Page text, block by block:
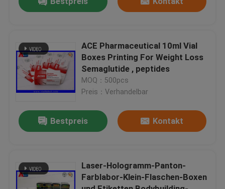
Treten Sie mit uns in Verbindung
Fordern Sie ein Zitat
Aufkleber der Phiolen-10mL
Kleine Flaschen-Aufkleber
ACE Pharmaceutical 10ml Vial
Boxes Printing For Weight Loss
Semaglutide , peptides
MOQ：500pcs
Preis：Verhandelbar
Bestpreis Kontakt
Laser-Hologramm-Panton-
Farblabor-Klein-Flaschen-Boxen